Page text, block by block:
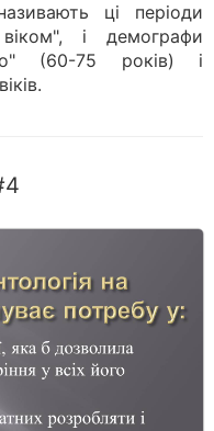
ці періоди
і демографи
(60-75 років) і